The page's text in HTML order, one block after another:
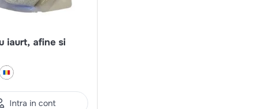
iaurt, afine si
Intra in cont